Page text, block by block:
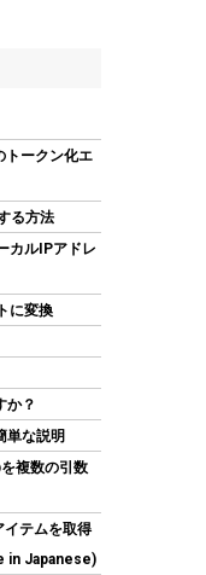
2TB
タバック
08-08 04:05
ークン化エ
る方法
カルIPアドレ
に変換
か？
単な説明
複数の引数
イテムを取得
in Japanese)